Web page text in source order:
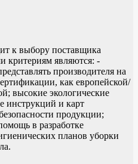
к выбору поставщика
критериям являются: -
производителя на
как европейской/
высокие экологические
инструкций и карт
продукции;
в разработке
планов уборки